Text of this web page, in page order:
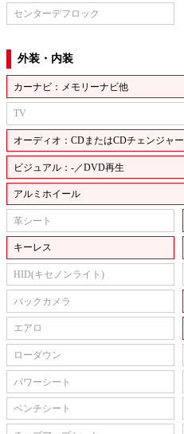
センターデフロック
外装・内装
カーナビ：メモリーナビ他
TV
オーディオ：CDまたはCDチェンジャー
ビジュアル：-／DVD再生
アルミホイール
革シート
キーレス
HID(キセノンライト)
バックカメラ
エアロ
ローダウン
パワーシート
ベンチシート